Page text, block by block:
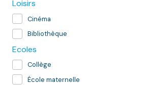
Loisirs
Cinéma
Bibliothèque
Ecoles
Collège
École maternelle